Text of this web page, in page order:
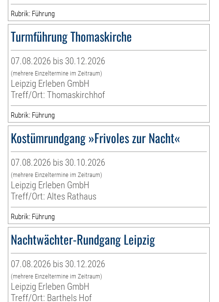
Rubrik: Führung
Turmführung Thomaskirche
07.08.2026 bis 30.12.2026
(mehrere Einzeltermine im Zeitraum)
Leipzig Erleben GmbH
Treff/Ort: Thomaskirchhof
Rubrik: Führung
Kostümrundgang »Frivoles zur Nacht«
07.08.2026 bis 30.10.2026
(mehrere Einzeltermine im Zeitraum)
Leipzig Erleben GmbH
Treff/Ort: Altes Rathaus
Rubrik: Führung
Nachtwächter-Rundgang Leipzig
07.08.2026 bis 30.12.2026
(mehrere Einzeltermine im Zeitraum)
Leipzig Erleben GmbH
Treff/Ort: Barthels Hof